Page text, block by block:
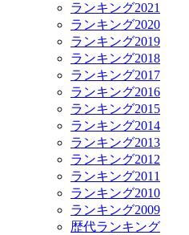
ランキング2021
ランキング2020
ランキング2019
ランキング2018
ランキング2017
ランキング2016
ランキング2015
ランキング2014
ランキング2013
ランキング2012
ランキング2011
ランキング2010
ランキング2009
歴代ランキング